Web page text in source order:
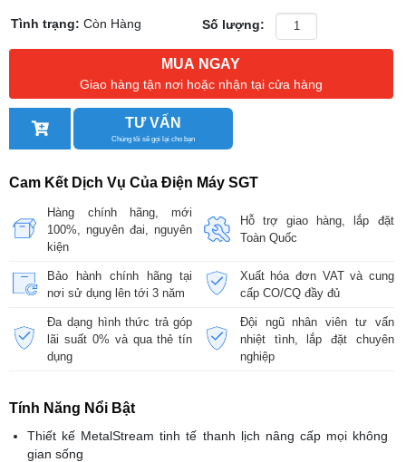
Tình trạng:Còn Hàng Số lượng:
MUA NGAY
Giao hàng tận nơi hoặc nhận tại cửa hàng
TƯ VẤN
Chúng tôi sẽ gọi lại cho bạn
Cam Kết Dịch Vụ Của Điện Máy SGT
Hàng chính hãng, mới
100%, nguyên đai, nguyên
kiện
Hỗ trợ giao hàng, lắp đặt
Toàn Quốc
Bảo hành chính hãng tại
nơi sử dụng lên tới 3 năm
Xuất hóa đơn VAT và cung
cấp CO/CQ đầy đủ
Đa dạng hình thức trả góp
lãi suất 0% và qua thẻ tín
dụng
Đội ngũ nhân viên tư vấn
nhiệt tình, lắp đặt chuyên
nghiệp
Tính Năng Nổi Bật
Thiết kế MetalStream tinh tế thanh lịch nâng cấp mọi không
gian sống